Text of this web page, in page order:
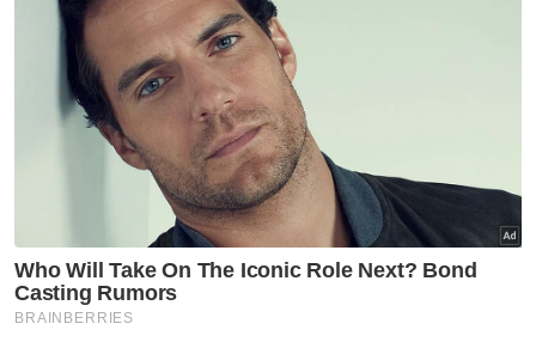
Sebagai rekod, skuad Harimau Malaya
kendalian Peter Cklamovski kini dalam
persiapan menghadapi perlawanan